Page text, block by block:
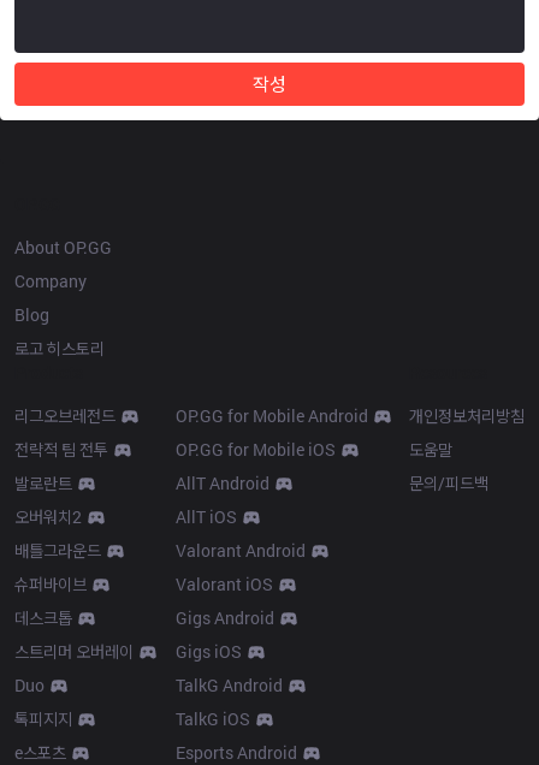
작성
About OP.GG
Company
Blog
로고 히스토리
리그오브레전드
전략적 팀 전투
발로란트
오버워치2
배틀그라운드
슈퍼바이브
데스크톱
스트리머 오버레이
Duo
톡피지지
e스포츠
OP.GG for Mobile Android
OP.GG for Mobile iOS
AllT Android
AllT iOS
Valorant Android
Valorant iOS
Gigs Android
Gigs iOS
TalkG Android
TalkG iOS
Esports Android
개인정보처리방침
도움말
문의/피드백